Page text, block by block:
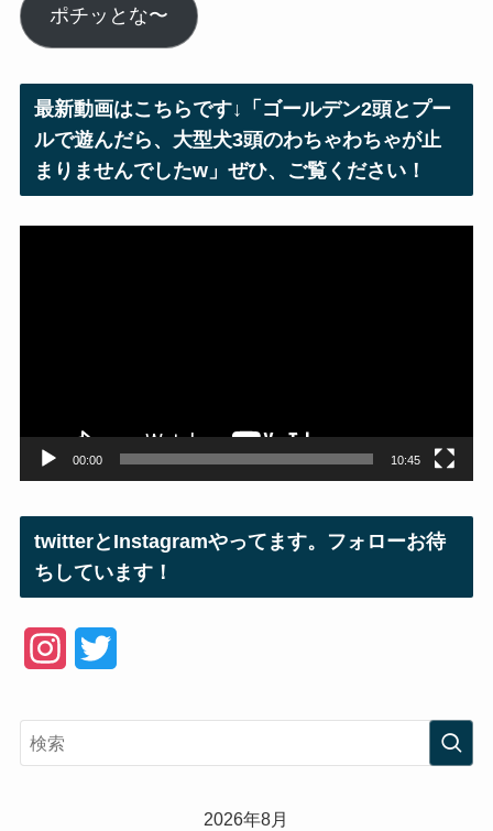
ル
ア
ス
ポチッとな〜
最新動画はこちらです↓「ゴールデン2頭とプー
ルで遊んだら、大型犬3頭のわちゃわちゃが止
まりませんでしたw」ぜひ、ご覧ください！
00:00 10:45
twitterとInstagramやってます。フォローお待
ちしています！
2026年8月